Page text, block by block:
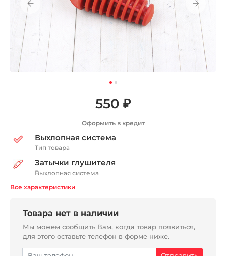
550 ₽
Оформить в кредит
Выхлопная система
Тип товара
Затычки глушителя
Выхлопная система
Все характеристики
Товара нет в наличии
Мы можем сообщить Вам, когда товар появиться,
для этого оставьте телефон в форме ниже.